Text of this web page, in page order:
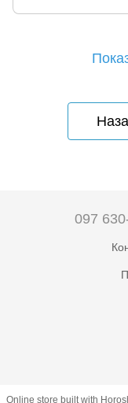
097
Online store built with